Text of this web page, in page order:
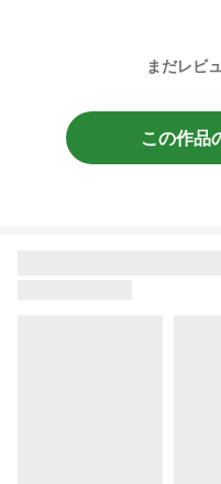
まだレビ
この作品